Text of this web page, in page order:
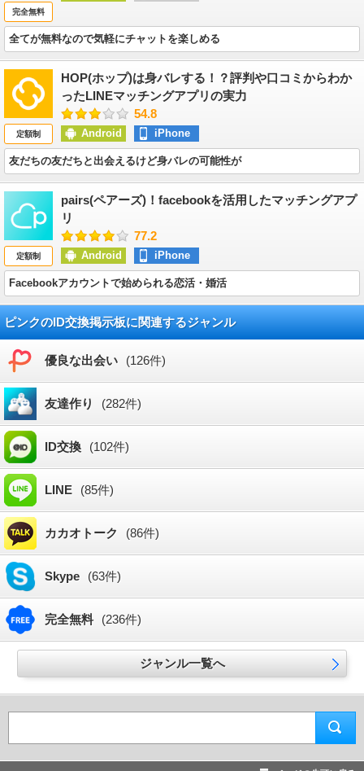
完全無料
全てが無料なので気軽にチャットを楽しめる
定額制
HOP(ホップ)は身バレする！？評判や口コミからわか
ったLINEマッチングアプリの実力
54.8
Android iPhone
友だちの友だちと出会えるけど身バレの可能性が
定額制
pairs(ペアーズ)！facebookを活用したマッチングアプ
リ
77.2
Android iPhone
Facebookアカウントで始められる恋活・婚活
ピンクのID交換掲示板に関連するジャンル
優良な出会い (126件)
友達作り (282件)
ID交換 (102件)
LINE (85件)
カカオトーク (86件)
Skype (63件)
完全無料 (236件)
ジャンル一覧へ